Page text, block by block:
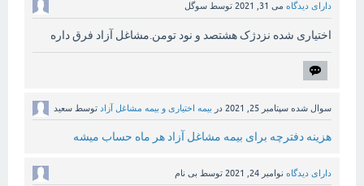
دارای دیدگاه می 31, 2021 توسط سوگل
اختیاری شده نزدژک هشتصد و نود تومن.مشاغل آزاد فرق داره
سوال شده سپتامبر 25, 2021 در بیمه اختیاری و بیمه مشاغل آزاد توسط سعید
هزینه دفترچه برای بیمه مشاغل آزاد هر ماه حساب میشه
دارای دیدگاه نوامبر 24, 2021 توسط بی نام